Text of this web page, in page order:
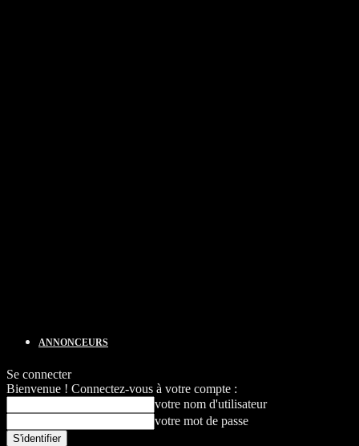
ANNONCEURS
Se connecter
Bienvenue ! Connectez-vous à votre compte :
votre nom d'utilisateur
votre mot de passe